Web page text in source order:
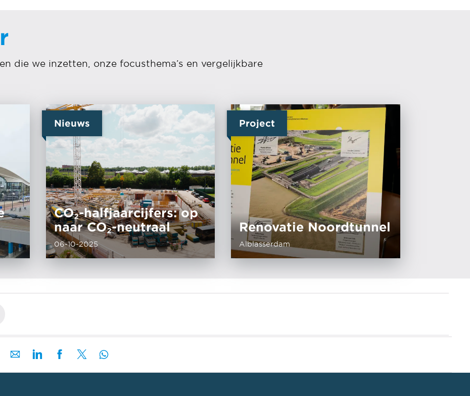
die we inzetten, onze focusthema’s en vergelijkbare
Nieuws
CO₂-halfjaarcijfers: op
naar CO₂-neutraal
06-10-2025
Project
Renovatie Noordtunnel
Alblasserdam